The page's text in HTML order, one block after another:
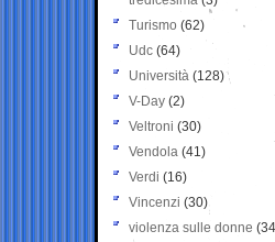
Turismo (62)
Udc (64)
Università (128)
V-Day (2)
Veltroni (30)
Vendola (41)
Verdi (16)
Vincenzi (30)
violenza sulle donne